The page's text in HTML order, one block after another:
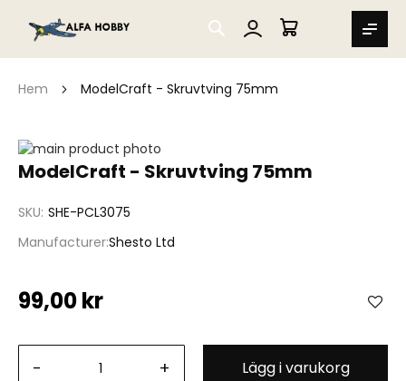
SEARCH
MIN VARUKORG
Hem ModelCraft - Skruvtving 75mm
ModelCraft - Skruvtving 75mm
SKU SHE-PCL3075
ManufacturerShesto Ltd
99,00 kr
- + Lägg i varukorg
Hoppa
till
bildgalleriet
Hoppa
av
bildgalleriet